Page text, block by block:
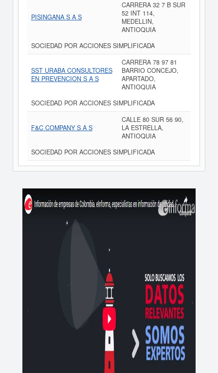
PISINGANA S A S
CARRERA 32 7 B SUR
52 INT 114,
MEDELLIN,
ANTIOQUIA
SOCIEDAD POR ACCIONES SIMPLIFICADA
SST URABA CONSULTORES
EN PREVENCION S A S
CARRERA 78 97 81
BARRIO CONCEJO,
APARTADO,
ANTIOQUIA
SOCIEDAD POR ACCIONES SIMPLIFICADA
F&C COMPANY S A S
CALLE 80 SUR 56 90,
LA ESTRELLA,
ANTIOQUIA
SOCIEDAD POR ACCIONES SIMPLIFICADA